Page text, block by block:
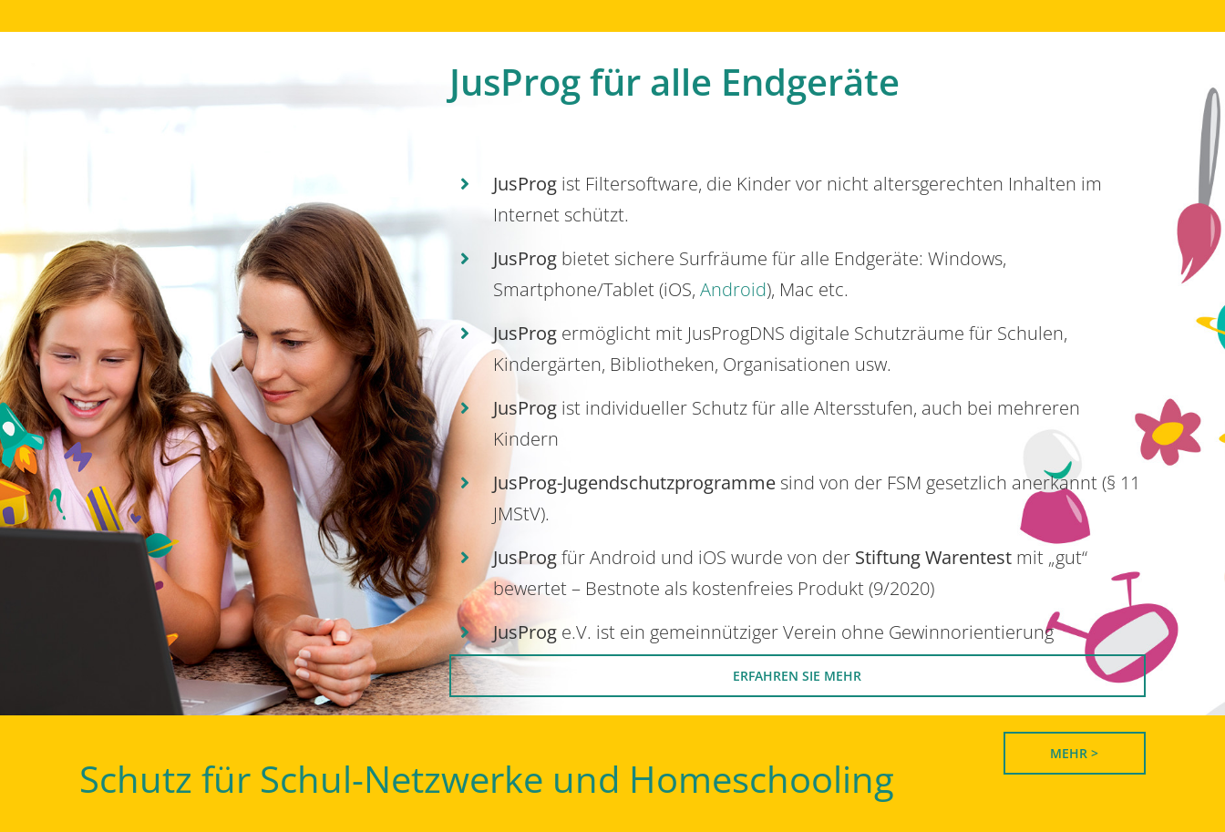
JusProg für alle Endgeräte
JusProgist Filtersoftware, die Kinder vor nicht altersgerechten Inhalten im
Internet schützt.
JusProgbietet sichere Surfräume für alle Endgeräte: Windows,
Smartphone/Tablet (iOS, Android), Mac etc.
JusProg ermöglicht mit JusProgDNS digitale Schutzräume für Schulen,
Kindergärten, Bibliotheken, Organisationen usw.
JusProgist individueller Schutz für alle Altersstufen, auch bei mehreren
Kindern
JusProg-Jugendschutzprogrammesind von der FSM gesetzlich anerkannt (§ 11
JMStV).
JusProgfür Android und iOS wurde von der Stiftung Warentestmit „gut“
bewertet – Bestnote als kostenfreies Produkt (9/2020)
JusProge.V. ist ein gemeinnütziger Verein ohne Gewinnorientierung
ERFAHREN SIE MEHR
Schutz für Schul-Netzwerke und Homeschooling
MEHR >